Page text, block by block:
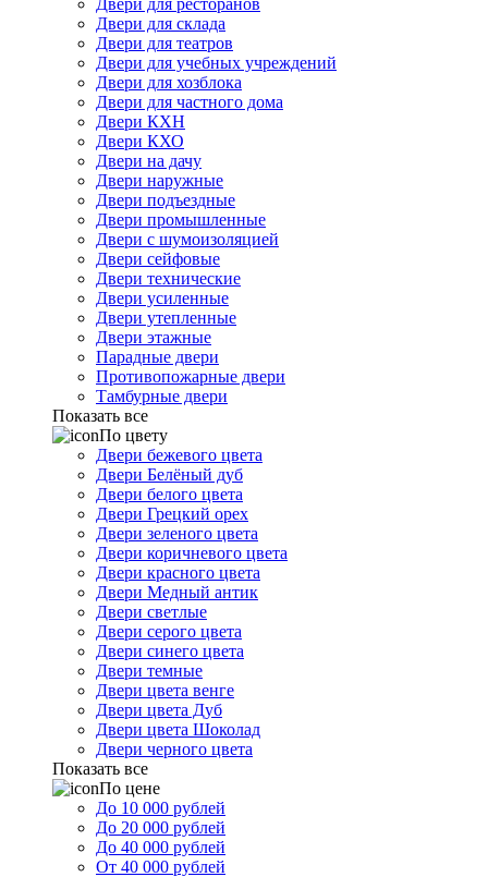
Двери для ресторанов
Двери для склада
Двери для театров
Двери для учебных учреждений
Двери для хозблока
Двери для частного дома
Двери КХН
Двери КХО
Двери на дачу
Двери наружные
Двери подъездные
Двери промышленные
Двери с шумоизоляцией
Двери сейфовые
Двери технические
Двери усиленные
Двери утепленные
Двери этажные
Парадные двери
Противопожарные двери
Тамбурные двери
Показать все
По цвету
Двери бежевого цвета
Двери Белёный дуб
Двери белого цвета
Двери Грецкий орех
Двери зеленого цвета
Двери коричневого цвета
Двери красного цвета
Двери Медный антик
Двери светлые
Двери серого цвета
Двери синего цвета
Двери темные
Двери цвета венге
Двери цвета Дуб
Двери цвета Шоколад
Двери черного цвета
Показать все
По цене
До 10 000 рублей
До 20 000 рублей
До 40 000 рублей
От 40 000 рублей